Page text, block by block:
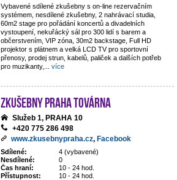
Vybavené sdílené zkušebny s on-line rezervačním
systémem, nesdílené zkušebny, 2 nahrávací studia,
60m2 stage pro pořádání koncertů a divadelních
vystoupení, nekuřácký sál pro 300 lidí s barem a
občerstvením, VIP zóna, 30m2 backstage, Full HD
projektor s plátnem a velká LCD TV pro sportovní
přenosy, prodej strun, kabelů, paliček a dalších potřeb
pro muzikanty,
více
Zkušebny Praha Továrna
Služeb 1, PRAHA 10
+420 775 286 498
www.zkusebnypraha.cz, Facebook
Sdílené:
4 (vybavené)
Nesdílené:
0
Čas hraní:
10 - 24 hod.
Přístupnost:
10 - 24 hod.